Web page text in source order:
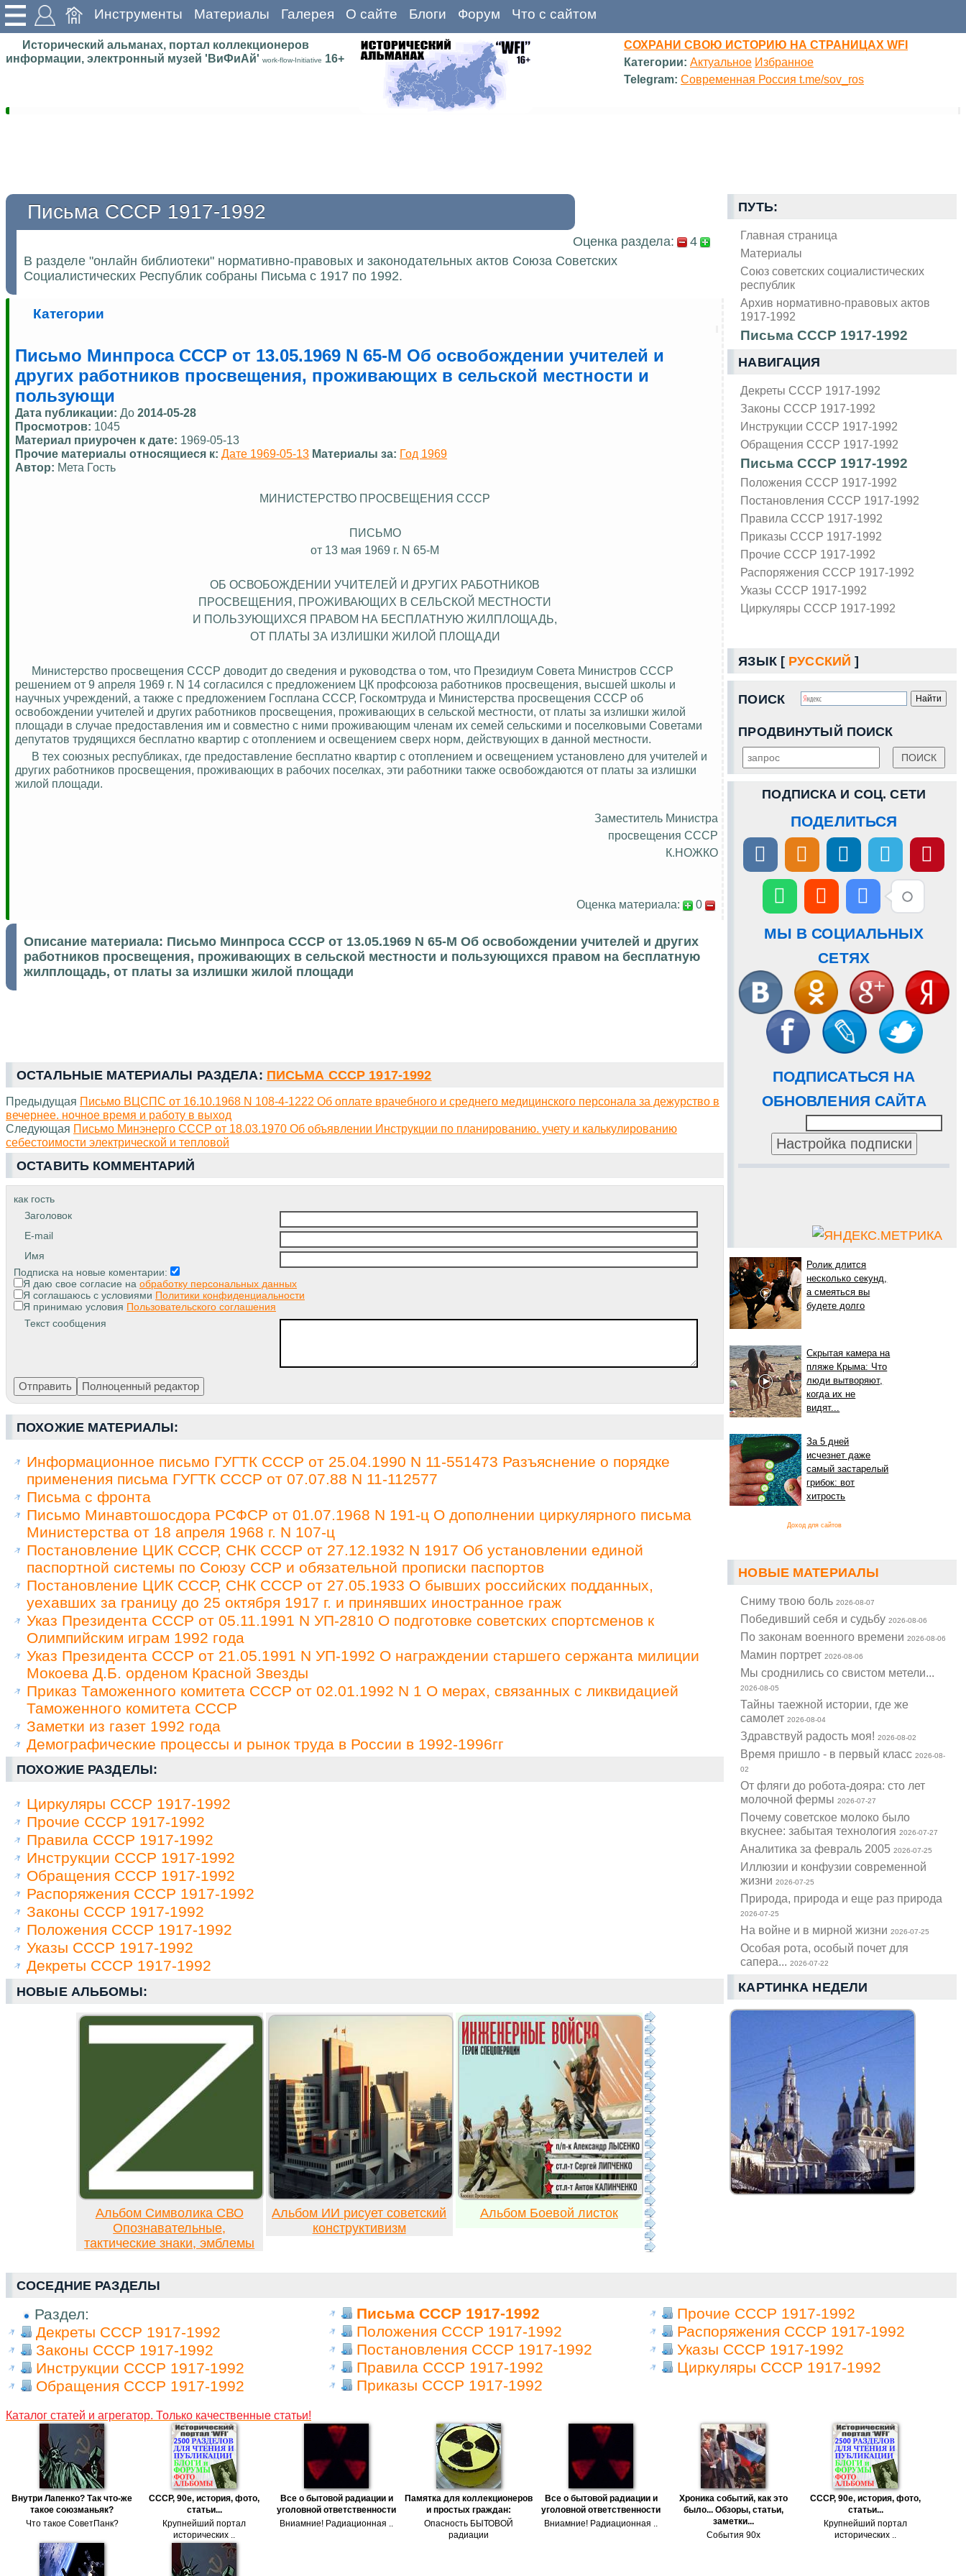
Инструменты Материалы Галерея О сайте Блоги Форум Что с сайтом
Исторический альманах, портал коллекционеров
информации, электронный музей 'ВиФиАй' work-flow-Initiative 16+
СОХРАНИ СВОЮ ИСТОРИЮ НА СТРАНИЦАХ WFI
Категории: Актуальное Избранное
Telegram: Современная Россия t.me/sov_ros
ПУТЬ:
Главная страница
Материалы
Союз советских социалистических
республик
Архив нормативно-правовых актов
1917-1992
Письма СССР 1917-1992
НАВИГАЦИЯ
Декреты СССР 1917-1992
Законы СССР 1917-1992
Инструкции СССР 1917-1992
Обращения СССР 1917-1992
Письма СССР 1917-1992
Положения СССР 1917-1992
Постановления СССР 1917-1992
Правила СССР 1917-1992
Приказы СССР 1917-1992
Прочие СССР 1917-1992
Распоряжения СССР 1917-1992
Указы СССР 1917-1992
Циркуляры СССР 1917-1992
ЯЗЫК [ РУССКИЙ ]
ПОИСК
ПРОДВИНУТЫЙ ПОИСК
ПОДПИСКА И СОЦ. СЕТИ
ПОДЕЛИТЬСЯ
МЫ В СОЦИАЛЬНЫХ
СЕТЯХ
ПОДПИСАТЬСЯ НА
ОБНОВЛЕНИЯ САЙТА
Ролик длится
несколько секунд,
а смеяться вы
будете долго
Скрытая камера на
пляже Крыма: Что
люди вытворяют,
когда их не
видят...
За 5 дней
исчезнет даже
самый застарелый
грибок: вот
хитрость
Доход для сайтов
НОВЫЕ МАТЕРИАЛЫ
Cниму твою боль2026-08-07
Победивший себя и судьбу2026-08-06
По законам военного времени2026-08-06
Мамин портрет2026-08-06
Мы сроднились со свистом метели...
2026-08-05
Тайны таежной истории, где же
самолет2026-08-04
Здравствуй радость моя!2026-08-02
Время пришло - в первый класс2026-08-
02
От фляги до робота-дояра: сто лет
молочной фермы2026-07-27
Почему советское молоко было
вкуснее: забытая технология2026-07-27
Аналитика за февраль 20052026-07-25
Иллюзии и конфузии современной
жизни2026-07-25
Природа, природа и еще раз природа
2026-07-25
На войне и в мирной жизни2026-07-25
Особая рота, особый почет для
сапера...2026-07-22
КАРТИНКА НЕДЕЛИ
Письма СССР 1917-1992
Оценка раздела:
4
В разделе "онлайн библиотеки" нормативно-правовых и законодательных актов Союза Советских
Социалистических Республик собраны Письма с 1917 по 1992.
Категории
Письмо Минпроса СССР от 13.05.1969 N 65-М Об освобождении учителей и
других работников просвещения, проживающих в сельской местности и
пользующи
Дата публикации: До 2014-05-28
Просмотров: 1045
Материал приурочен к дате: 1969-05-13
Прочие материалы относящиеся к: Дате 1969-05-13 Материалы за: Год 1969
Автор: Мета Гость
МИНИСТЕРСТВО ПРОСВЕЩЕНИЯ СССР
ПИСЬМО
от 13 мая 1969 г. N 65-М
ОБ ОСВОБОЖДЕНИИ УЧИТЕЛЕЙ И ДРУГИХ РАБОТНИКОВ
ПРОСВЕЩЕНИЯ, ПРОЖИВАЮЩИХ В СЕЛЬСКОЙ МЕСТНОСТИ
И ПОЛЬЗУЮЩИХСЯ ПРАВОМ НА БЕСПЛАТНУЮ ЖИЛПЛОЩАДЬ,
ОТ ПЛАТЫ ЗА ИЗЛИШКИ ЖИЛОЙ ПЛОЩАДИ
Министерство просвещения СССР доводит до сведения и руководства о том, что Президиум Совета Министров СССР
решением от 9 апреля 1969 г. N 14 согласился с предложением ЦК профсоюза работников просвещения, высшей школы и
научных учреждений, а также с предложением Госплана СССР, Госкомтруда и Министерства просвещения СССР об
освобождении учителей и других работников просвещения, проживающих в сельской местности, от платы за излишки жилой
площади в случае предоставления им и совместно с ними проживающим членам их семей сельскими и поселковыми Советами
депутатов трудящихся бесплатно квартир с отоплением и освещением сверх норм, действующих в данной местности.
В тех союзных республиках, где предоставление бесплатно квартир с отоплением и освещением установлено для учителей и
других работников просвещения, проживающих в рабочих поселках, эти работники также освобождаются от платы за излишки
жилой площади.
Заместитель Министра
просвещения СССР
К.НОЖКО
Оценка материала: 0
Описание материала: Письмо Минпроса СССР от 13.05.1969 N 65-М Об освобождении учителей и других
работников просвещения, проживающих в сельской местности и пользующихся правом на бесплатную
жилплощадь, от платы за излишки жилой площади
ОСТАЛЬНЫЕ МАТЕРИАЛЫ РАЗДЕЛА: ПИСЬМА СССР 1917-1992
Предыдущая Письмо ВЦСПС от 16.10.1968 N 108-4-1222 Об оплате врачебного и среднего медицинского персонала за дежурство в
вечернее. ночное время и работу в выход
Следующая Письмо Минэнерго СССР от 18.03.1970 Об объявлении Инструкции по планированию. учету и калькулированию
себестоимости электрической и тепловой
ОСТАВИТЬ КОММЕНТАРИЙ
как гость
Заголовок
E-mail
Имя
Подписка на новые коментарии:
Я даю свое согласие на обработку персональных данных
Я соглашаюсь с условиями Политики конфиденциальности
Я принимаю условия Пользовательского соглашения
Текст сообщения
ПОХОЖИЕ МАТЕРИАЛЫ:
Информационное письмо ГУГТК СССР от 25.04.1990 N 11-551473 Разъяснение о порядке
применения письма ГУГТК СССР от 07.07.88 N 11-112577
Письма с фронта
Письмо Минавтошосдора РСФСР от 01.07.1968 N 191-ц О дополнении циркулярного письма
Министерства от 18 апреля 1968 г. N 107-ц
Постановление ЦИК СССР, СНК СССР от 27.12.1932 N 1917 Об установлении единой
паспортной системы по Союзу ССР и обязательной прописки паспортов
Постановление ЦИК СССР, СНК СССР от 27.05.1933 О бывших российских подданных,
уехавших за границу до 25 октября 1917 г. и принявших иностранное граж
Указ Президента СССР от 05.11.1991 N УП-2810 О подготовке советских спортсменов к
Олимпийским играм 1992 года
Указ Президента СССР от 21.05.1991 N УП-1992 О награждении старшего сержанта милиции
Мокоева Д.Б. орденом Красной Звезды
Приказ Таможенного комитета СССР от 02.01.1992 N 1 О мерах, связанных с ликвидацией
Таможенного комитета СССР
Заметки из газет 1992 года
Демографические процессы и рынок труда в России в 1992-1996гг
ПОХОЖИЕ РАЗДЕЛЫ:
Циркуляры СССР 1917-1992
Прочие СССР 1917-1992
Правила СССР 1917-1992
Инструкции СССР 1917-1992
Обращения СССР 1917-1992
Распоряжения СССР 1917-1992
Законы СССР 1917-1992
Положения СССР 1917-1992
Указы СССР 1917-1992
Декреты СССР 1917-1992
НОВЫЕ АЛЬБОМЫ:
Альбом Символика СВО
Опознавательные,
тактические знаки, эмблемы
Альбом ИИ рисует советский
конструктивизм
Альбом Боевой листок
СОСЕДНИЕ РАЗДЕЛЫ
Раздел:
Декреты СССР 1917-1992
Законы СССР 1917-1992
Инструкции СССР 1917-1992
Обращения СССР 1917-1992
Письма СССР 1917-1992
Положения СССР 1917-1992
Постановления СССР 1917-1992
Правила СССР 1917-1992
Приказы СССР 1917-1992
Прочие СССР 1917-1992
Распоряжения СССР 1917-1992
Указы СССР 1917-1992
Циркуляры СССР 1917-1992
Каталог статей и агрегатор. Только качественные статьи!
Внутри Лапенко? Так что-же
такое союзманьяк?
Что такое СоветПанк?
СССР, 90е, история, фото,
статьи...
Крупнейший портал
исторических ..
Все о бытовой радиации и
уголовной ответственности
Вниамние! Радиационная ..
Памятка для коллекционеров
и простых граждан:
Опасность БЫТОВОЙ
радиации
Все о бытовой радиации и
уголовной ответственности
Вниамние! Радиационная ..
Хроника событий, как это
было... Обзоры, статьи,
заметки...
События 90х
СССР, 90е, история, фото,
статьи...
Крупнейший портал
исторических ..